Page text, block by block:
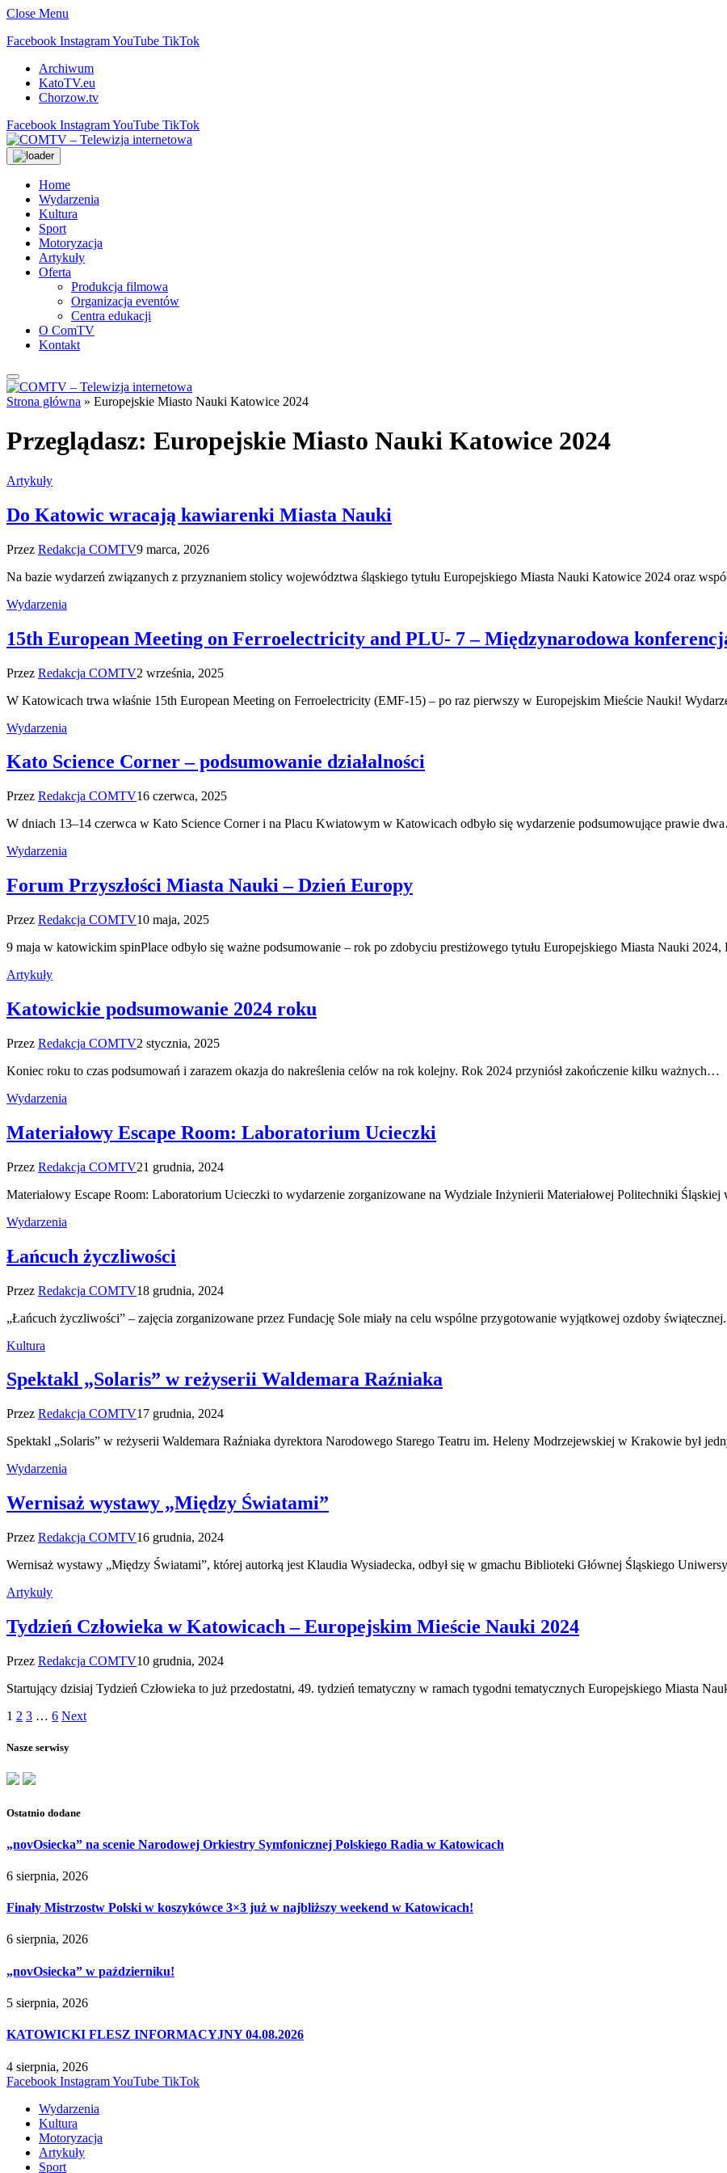
Close Menu
Facebook InstagramYouTube TikTok
Archiwum
KatoTV.eu
Chorzow.tv
Facebook InstagramYouTube TikTok
Home
Wydarzenia
Kultura
Sport
Motoryzacja
Artykuły
Oferta
Produkcja filmowa
Organizacja eventów
Centra edukacji
O ComTV
Kontakt
Strona główna » Europejskie Miasto Nauki Katowice 2024
Przeglądasz: Europejskie Miasto Nauki Katowice 2024
Artykuły
Do Katowic wracają kawiarenki Miasta Nauki
Przez Redakcja COMTV9 marca, 2026
Na bazie wydarzeń związanych z przyznaniem stolicy województwa śląskiego tytułu Europejskiego Miasta Nauki Katowice 2024 oraz
Wydarzenia
15th European Meeting on Ferroelectricity and PLU- 7 – Międzynarodowa
Przez Redakcja COMTV2 września, 2025
W Katowicach trwa właśnie 15th European Meeting on Ferroelectricity (EMF-15) – po raz pierwszy w Europejskim Mieście Nauki!
Wydarzenia
Kato Science Corner – podsumowanie działalności
Przez Redakcja COMTV16 czerwca, 2025
W dniach 13–14 czerwca w Kato Science Corner i na Placu Kwiatowym w Katowicach odbyło się wydarzenie podsumowujące prawie
Wydarzenia
Forum Przyszłości Miasta Nauki – Dzień Europy
Przez Redakcja COMTV10 maja, 2025
9 maja w katowickim spinPlace odbyło się ważne podsumowanie – rok po zdobyciu prestiżowego tytułu Europejskiego Miasta Nauki
Artykuły
Katowickie podsumowanie 2024 roku
Przez Redakcja COMTV2 stycznia, 2025
Koniec roku to czas podsumowań i zarazem okazja do nakreślenia celów na rok kolejny. Rok 2024 przyniósł zakończenie kilku ważnych…
Wydarzenia
Materiałowy Escape Room: Laboratorium Ucieczki
Przez Redakcja COMTV21 grudnia, 2024
Materiałowy Escape Room: Laboratorium Ucieczki to wydarzenie zorganizowane na Wydziale Inżynierii Materiałowej Politechniki
Wydarzenia
Łańcuch życzliwości
Przez Redakcja COMTV18 grudnia, 2024
„Łańcuch życzliwości” – zajęcia zorganizowane przez Fundację Sole miały na celu wspólne przygotowanie wyjątkowej ozdoby świątecznej.
Kultura
Spektakl „Solaris” w reżyserii Waldemara Raźniaka
Przez Redakcja COMTV17 grudnia, 2024
Spektakl „Solaris” w reżyserii Waldemara Raźniaka dyrektora Narodowego Starego Teatru im. Heleny Modrzejewskiej w Krakowie był
Wydarzenia
Wernisaż wystawy „Między Światami”
Przez Redakcja COMTV16 grudnia, 2024
Wernisaż wystawy „Między Światami”, której autorką jest Klaudia Wysiadecka, odbył się w gmachu Biblioteki Głównej Śląskiego
Artykuły
Tydzień Człowieka w Katowicach – Europejskim Mieście Nauki 2024
Przez Redakcja COMTV10 grudnia, 2024
Startujący dzisiaj Tydzień Człowieka to już przedostatni, 49. tydzień tematyczny w ramach tygodni tematycznych Europejskiego Miasta
1 2 3 … 6 Next
Nasze serwisy
Ostatnio dodane
„novOsiecka” na scenie Narodowej Orkiestry Symfonicznej Polskiego Radia w Katowicach
6 sierpnia, 2026
Finały Mistrzostw Polski w koszykówce 3×3 już w najbliższy weekend w Katowicach!
6 sierpnia, 2026
„novOsiecka” w październiku!
5 sierpnia, 2026
KATOWICKI FLESZ INFORMACYJNY 04.08.2026
4 sierpnia, 2026
Facebook InstagramYouTube TikTok
Wydarzenia
Kultura
Motoryzacja
Artykuły
Sport